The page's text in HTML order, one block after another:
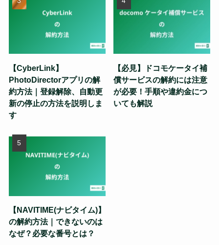
【CyberLink】
PhotoDirectorアプリの解
約方法｜登録解除、自動更
新の停止の方法を説明しま
す
【必見】ドコモケータイ補
償サービスの解約には注意
が必要！手順や違約金につ
いても解説
【NAVITIME(ナビタイム)】
の解約方法｜できないのは
なぜ？必要な番号とは？